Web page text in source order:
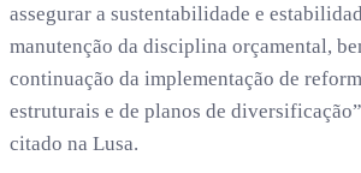
assegurar a sustentabilidade e
manutenção da disciplina orçamental,
continuação da implementação de
estruturais e de planos de
citado na Lusa.